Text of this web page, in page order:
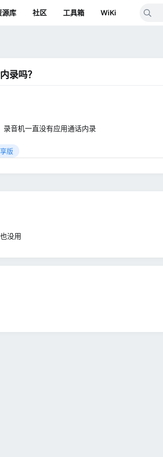
源库 社区 工具箱 WiKi
录吗？
录音机一直没有应用通话内录
版
没用